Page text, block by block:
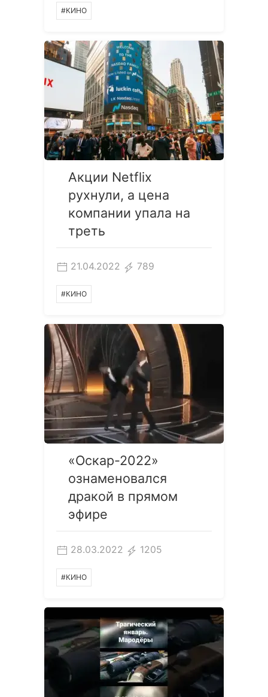
#КИНО
Акции Netflix
рухнули, а цена
компании упала на
треть
21.04.2022 789
#КИНО
«Оскар-2022»
ознаменовался
дракой в прямом
эфире
28.03.2022 1205
#КИНО